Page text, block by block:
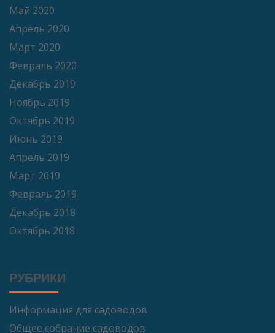
Май 2020
Апрель 2020
Март 2020
Февраль 2020
Декабрь 2019
Ноябрь 2019
Октябрь 2019
Июнь 2019
Апрель 2019
Март 2019
Февраль 2019
Декабрь 2018
Октябрь 2018
РУБРИКИ
Информация для садоводов
Общее собрание садоводов